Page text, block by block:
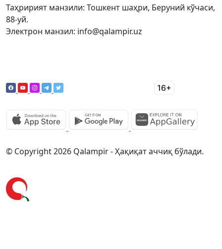
Таҳририят манзили: Тошкент шаҳри, Беруний кўчаси,
88-уй.
Электрон манзил: info@qalampir.uz
© Copyright 2026 Qalampir - Ҳақиқат аччиқ бўлади.